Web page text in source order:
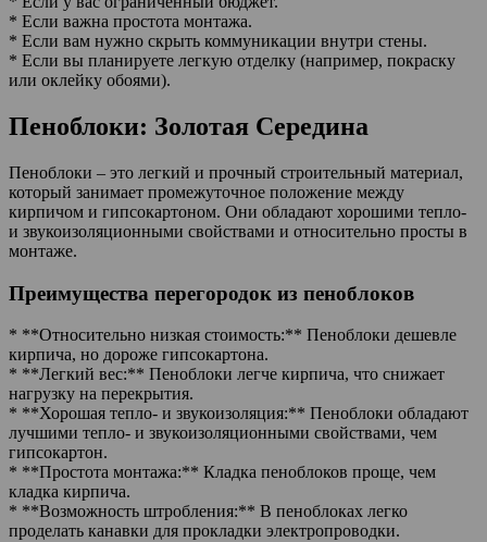
* Если важна простота монтажа.
* Если вам нужно скрыть коммуникации внутри стены.
* Если вы планируете легкую отделку (например, покраску
или оклейку обоями).
Пеноблоки: Золотая Середина
Пеноблоки – это легкий и прочный строительный материал,
который занимает промежуточное положение между
кирпичом и гипсокартоном. Они обладают хорошими тепло-
и звукоизоляционными свойствами и относительно просты в
монтаже.
Преимущества перегородок из пеноблоков
* **Относительно низкая стоимость:** Пеноблоки дешевле
кирпича, но дороже гипсокартона.
* **Легкий вес:** Пеноблоки легче кирпича, что снижает
нагрузку на перекрытия.
* **Хорошая тепло- и звукоизоляция:** Пеноблоки обладают
лучшими тепло- и звукоизоляционными свойствами, чем
гипсокартон.
* **Простота монтажа:** Кладка пеноблоков проще, чем
кладка кирпича.
* **Возможность штробления:** В пеноблоках легко
проделать канавки для прокладки электропроводки.